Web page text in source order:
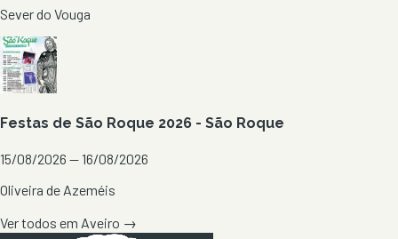
Sever do Vouga
Festas de São Roque 2026 - São Roque
15/08/2026 — 16/08/2026
Oliveira de Azeméis
Ver todos em Aveiro →